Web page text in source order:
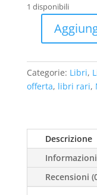
1 disponibili
mondo
ovvero
Stati
della
(nuovo
ed.
Categorie: Libri,
offerta, libri rari,
Descrizione
Recensioni